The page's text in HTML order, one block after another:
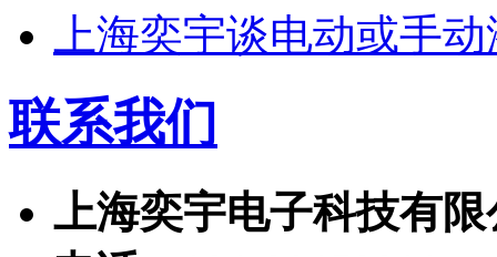
上海奕宇谈电动或手
联系我们
上海奕宇电子科技有限